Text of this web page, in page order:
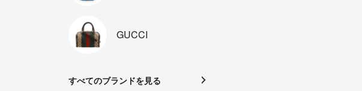
GUCCI
すべてのブランドを見る